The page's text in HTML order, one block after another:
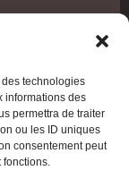
technologies
informations des
permettra de traiter
ou les ID uniques
consentement peut
fonctions.